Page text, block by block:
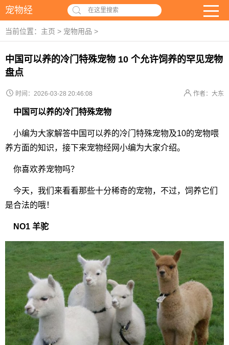
宠物经 在这里搜索
当前位置： 主页 > 宠物用品 >
中国可以养的冷门特殊宠物 10 个允许饲养的罕见宠物
盘点
时间：2026-03-28 20:46:08 作者：大东
中国可以养的冷门特殊宠物
小编为大家解答中国可以养的冷门特殊宠物及10的宠物喂
养方面的知识，接下来宠物经网小编为大家介绍。
你喜欢养宠物吗？
今天，我们来看看那些十分稀奇的宠物，不过，饲养它们
是合法的哦！
NO1 羊驼